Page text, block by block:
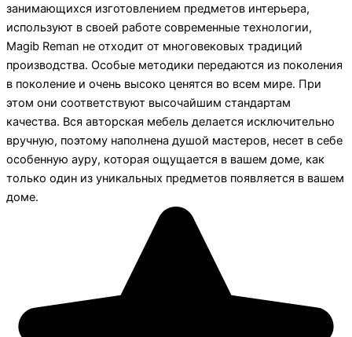
занимающихся изготовлением предметов интерьера,
используют в своей работе современные технологии,
Magib Reman не отходит от многовековых традиций
производства. Особые методики передаются из поколения
в поколение и очень высоко ценятся во всем мире. При
этом они соответствуют высочайшим стандартам
качества. Вся авторская мебель делается исключительно
вручную, поэтому наполнена душой мастеров, несет в себе
особенную ауру, которая ощущается в вашем доме, как
только один из уникальных предметов появляется в вашем
доме.